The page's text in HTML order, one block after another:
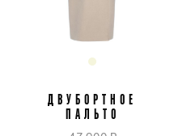
ДВУБОРТНОЕ
ПАЛЬТО